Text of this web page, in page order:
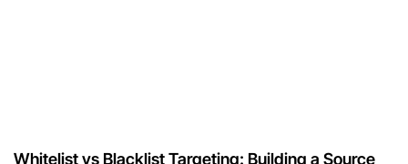
Whitelist vs Blacklist Targeting: Building a Source